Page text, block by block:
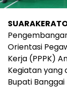
Orientasi
Kerja (PPPK)
Kegiatan yang
Bupati